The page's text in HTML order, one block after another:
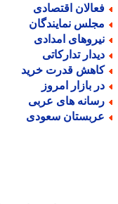
اقتصادی
نمایندگان
امدادی
تدارکاتی
قدرت خرید
بازار امروز
های عربی
سعودی